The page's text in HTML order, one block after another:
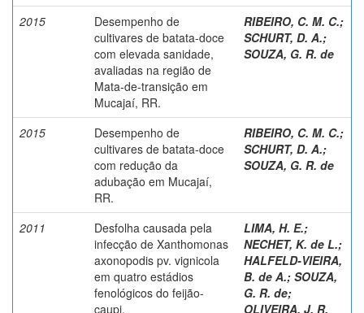
2015
Desempenho de
cultivares de batata-doce
com elevada sanidade,
avaliadas na região de
Mata-de-transição em
Mucajaí, RR.
RIBEIRO, C. M. C.;
SCHURT, D. A.;
SOUZA, G. R. de
2015
Desempenho de
cultivares de batata-doce
com redução da
adubação em Mucajaí,
RR.
RIBEIRO, C. M. C.;
SCHURT, D. A.;
SOUZA, G. R. de
2011
Desfolha causada pela
infecção de Xanthomonas
axonopodis pv. vignicola
em quatro estádios
fenológicos do feijão-
caupi.
LIMA, H. E.;
NECHET, K. de L.;
HALFELD-VIEIRA,
B. de A.; SOUZA,
G. R. de;
OLIVEIRA, J. R.